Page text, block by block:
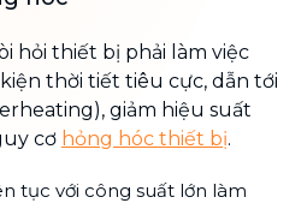
hỏi thiết bị phải làm việc
thời tiết tiêu cực, dẫn tới
giảm hiệu suất
cơ hỏng hóc thiết bị.